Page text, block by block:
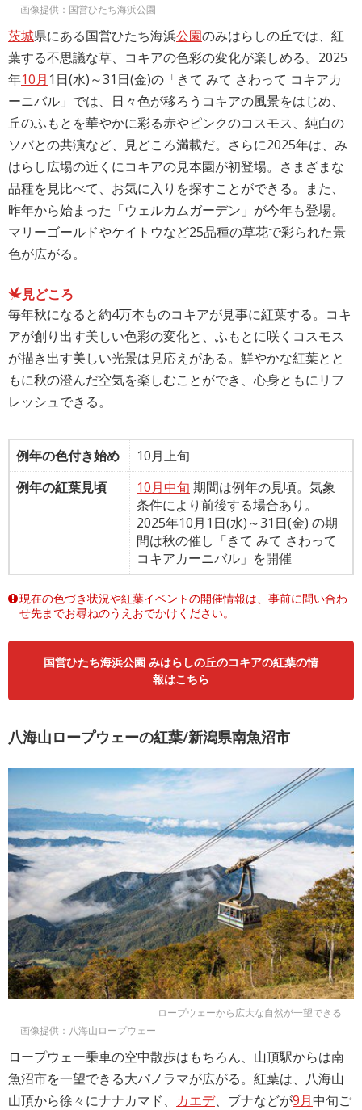
画像提供：国営ひたち海浜公園
茨城県にある国営ひたち海浜公園のみはらしの丘では、紅
葉する不思議な草、コキアの色彩の変化が楽しめる。2025
年10月 1日(水)～31日(金)の「きて みて さわって コキアカ
ーニバル」では、日々色が移ろうコキアの風景をはじめ、
丘のふもとを華やかに彩る赤やピンクのコスモス、純白の
ソバとの共演など、見どころ満載だ。さらに2025年は、み
はらし広場の近くにコキアの見本園が初登場。さまざまな
品種を見比べて、お気に入りを探すことができる。また、
昨年から始まった「ウェルカムガーデン」が今年も登場。
マリーゴールドやケイトウなど25品種の草花で彩られた景
色が広がる。
見どころ
毎年秋になると約4万本ものコキアが見事に紅葉する。コキ
アが創り出す美しい色彩の変化と、ふもとに咲くコスモス
が描き出す美しい光景は見応えがある。鮮やかな紅葉とと
もに秋の澄んだ空気を楽しむことができ、心身ともにリフ
レッシュできる。
例年の色付き始め
10月上旬
例年の紅葉見頃
10月中旬 期間は例年の見頃。気象
条件により前後する場合あり。
2025年10月1日(水)～31日(金) の期
間は秋の催し「きて みて さわって
コキアカーニバル」を開催
現在の色づき状況や紅葉イベントの開催情報は、事前に問い合わ
せ先までお尋ねのうえおでかけください。
国営ひたち海浜公園 みはらしの丘のコキアの紅葉の情
報はこちら
八海山ロープウェーの紅葉/新潟県南魚沼市
ロープウェーから広大な自然が一望できる
画像提供：八海山ロープウェー
ロープウェー乗車の空中散歩はもちろん、山頂駅からは南
魚沼市を一望できる大パノラマが広がる。紅葉は、八海山
山頂から徐々にナナカマド、 カエデ、ブナなどが9月中旬ご